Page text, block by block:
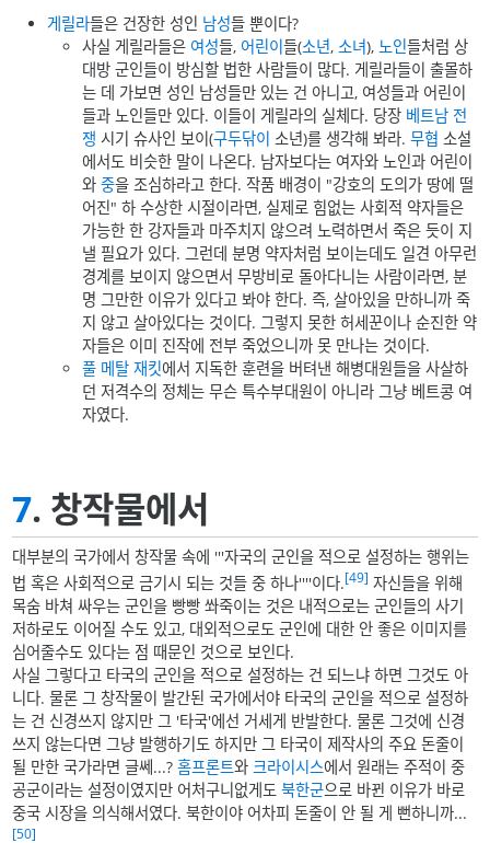
게릴라들은 건장한 성인 남성들 뿐이다?
사실 게릴라들은 여성들, 어린이들(소년, 소녀), 노인들처럼 상
대방 군인들이 방심할 법한 사람들이 많다. 게릴라들이 출몰하
는 데 가보면 성인 남성들만 있는 건 아니고, 여성들과 어린이
들과 노인들만 있다. 이들이 게릴라의 실체다. 당장 베트남 전
쟁 시기 슈사인 보이(구두닦이 소년)를 생각해 봐라.무협 소설
에서도 비슷한 말이 나온다. 남자보다는 여자와 노인과 어린이
와중을 조심하라고 한다. 작품 배경이 "강호의 도의가 땅에 떨
어진" 하 수상한 시절이라면, 실제로 힘없는 사회적 약자들은
가능한 한 강자들과 마주치지 않으려 노력하면서 죽은 듯이 지
낼 필요가 있다. 그런데 분명 약자처럼 보이는데도 일견 아무런
경계를 보이지 않으면서 무방비로 돌아다니는 사람이라면, 분
명 그만한 이유가 있다고 봐야 한다. 즉, 살아있을 만하니까 죽
지 않고 살아있다는 것이다. 그렇지 못한 허세꾼이나 순진한 약
자들은 이미 진작에 전부 죽었으니까 못 만나는 것이다.
풀 메탈 재킷에서 지독한 훈련을 버텨낸 해병대원들을 사살하
던 저격수의 정체는 무슨 특수부대원이 아니라 그냥 베트콩 여
자였다.
7. 창작물에서
대부분의 국가에서 창작물 속에 '''자국의 군인을 적으로 설정하는 행위는
법 혹은 사회적으로 금기시 되는 것들 중 하나''''이다.[49] 자신들을 위해
목숨 바쳐 싸우는 군인을 빵빵 쏴죽이는 것은 내적으로는 군인들의 사기
저하로도 이어질 수도 있고, 대외적으로도 군인에 대한 안 좋은 이미지를
심어줄수도 있다는 점 때문인 것으로 보인다.
사실 그렇다고 타국의 군인을 적으로 설정하는 건 되느냐 하면 그것도 아
니다. 물론 그 창작물이 발간된 국가에서야 타국의 군인을 적으로 설정하
는 건 신경쓰지 않지만 그 '타국'에선 거세게 반발한다. 물론 그것에 신경
쓰지 않는다면 그냥 발행하기도 하지만 그 타국이 제작사의 주요 돈줄이
될 만한 국가라면 글쎄...?홈프론트와 크라이시스에서 원래는 주적이 중
공군이라는 설정이였지만 어처구니없게도북한군으로 바뀐 이유가 바로
중국 시장을 의식해서였다. 북한이야 어차피 돈줄이 안 될 게 뻔하니까...
[50]